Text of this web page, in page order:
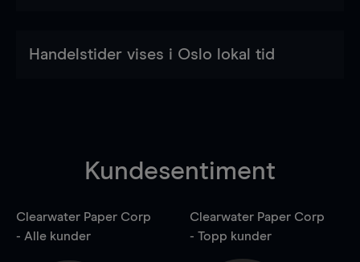
Handelstider vises i Oslo lokal tid
Kundesentiment
Clearwater Paper Corp
- Alle kunder
Clearwater Paper Corp
- Topp kunder